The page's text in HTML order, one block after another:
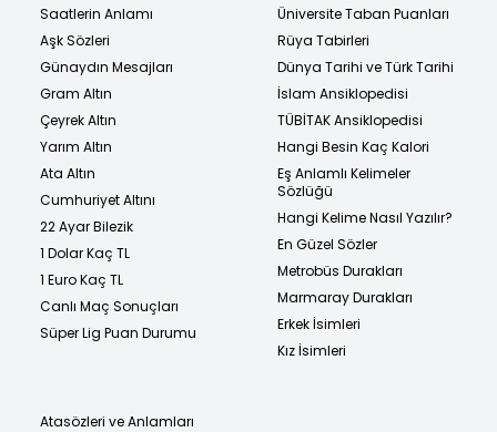
Saatlerin Anlamı
Aşk Sözleri
Günaydın Mesajları
Gram Altın
Çeyrek Altın
Yarım Altın
Ata Altın
Cumhuriyet Altını
22 Ayar Bilezik
1 Dolar Kaç TL
1 Euro Kaç TL
Canlı Maç Sonuçları
Süper Lig Puan Durumu
Üniversite Taban Puanları
Rüya Tabirleri
Dünya Tarihi ve Türk Tarihi
İslam Ansiklopedisi
TÜBİTAK Ansiklopedisi
Hangi Besin Kaç Kalori
Eş Anlamlı Kelimeler
Sözlüğü
Hangi Kelime Nasıl Yazılır?
En Güzel Sözler
Metrobüs Durakları
Marmaray Durakları
Erkek İsimleri
Kız İsimleri
Atasözleri ve Anlamları